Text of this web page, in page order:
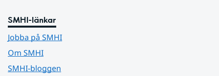
SMHI-länkar
Jobba på SMHI
Om SMHI
SMHI-bloggen